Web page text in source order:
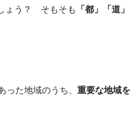
ょう？ そもそも
「都」「道」
った地域のうち、重要な地域を